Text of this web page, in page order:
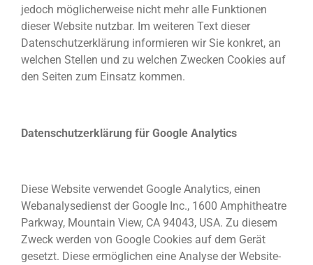
jedoch möglicherweise nicht mehr alle Funktionen
dieser Website nutzbar. Im weiteren Text dieser
Datenschutzerklärung informieren wir Sie konkret, an
welchen Stellen und zu welchen Zwecken Cookies auf
den Seiten zum Einsatz kommen.
Datenschutzerklärung für Google Analytics
Diese Website verwendet Google Analytics, einen
Webanalysedienst der Google Inc., 1600 Amphitheatre
Parkway, Mountain View, CA 94043, USA. Zu diesem
Zweck werden von Google Cookies auf dem Gerät
gesetzt. Diese ermöglichen eine Analyse der Website-